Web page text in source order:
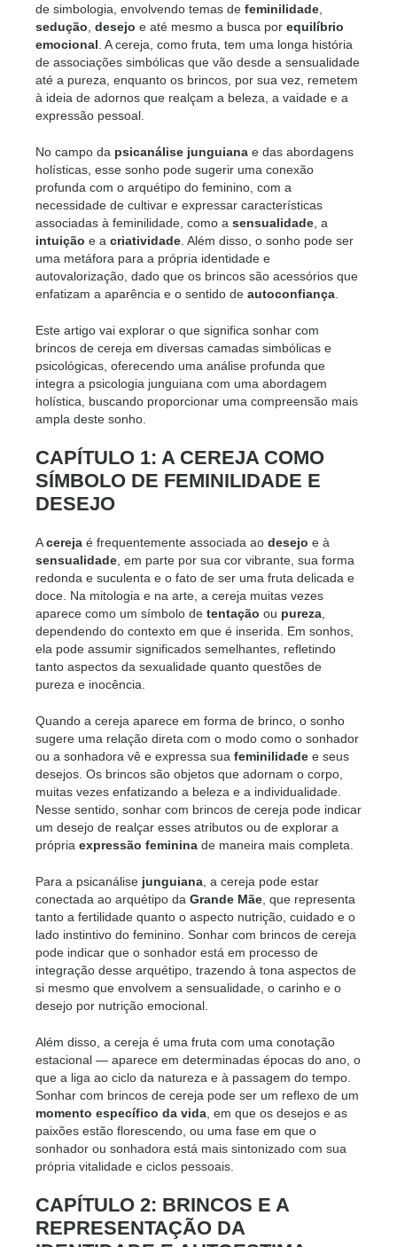
de simbologia, envolvendo temas de feminilidade,
sedução, desejo e até mesmo a busca por equilíbrio
emocional. A cereja, como fruta, tem uma longa história
de associações simbólicas que vão desde a sensualidade
até a pureza, enquanto os brincos, por sua vez, remetem
à ideia de adornos que realçam a beleza, a vaidade e a
expressão pessoal.
No campo da psicanálise junguiana e das abordagens
holísticas, esse sonho pode sugerir uma conexão
profunda com o arquétipo do feminino, com a
necessidade de cultivar e expressar características
associadas à feminilidade, como a sensualidade, a
intuição e a criatividade. Além disso, o sonho pode ser
uma metáfora para a própria identidade e
autovalorização, dado que os brincos são acessórios que
enfatizam a aparência e o sentido de autoconfiança.
Este artigo vai explorar o que significa sonhar com
brincos de cereja em diversas camadas simbólicas e
psicológicas, oferecendo uma análise profunda que
integra a psicologia junguiana com uma abordagem
holística, buscando proporcionar uma compreensão mais
ampla deste sonho.
CAPÍTULO 1: A CEREJA COMO
SÍMBOLO DE FEMINILIDADE E
DESEJO
Acereja é frequentemente associada ao desejo e à
sensualidade, em parte por sua cor vibrante, sua forma
redonda e suculenta e o fato de ser uma fruta delicada e
doce. Na mitologia e na arte, a cereja muitas vezes
aparece como um símbolo de tentação ou pureza,
dependendo do contexto em que é inserida. Em sonhos,
ela pode assumir significados semelhantes, refletindo
tanto aspectos da sexualidade quanto questões de
pureza e inocência.
Quando a cereja aparece em forma de brinco, o sonho
sugere uma relação direta com o modo como o sonhador
ou a sonhadora vê e expressa sua feminilidade e seus
desejos. Os brincos são objetos que adornam o corpo,
muitas vezes enfatizando a beleza e a individualidade.
Nesse sentido, sonhar com brincos de cereja pode indicar
um desejo de realçar esses atributos ou de explorar a
própria expressão feminina de maneira mais completa.
Para a psicanálise junguiana, a cereja pode estar
conectada ao arquétipo da Grande Mãe, que representa
tanto a fertilidade quanto o aspecto nutrição, cuidado e o
lado instintivo do feminino. Sonhar com brincos de cereja
pode indicar que o sonhador está em processo de
integração desse arquétipo, trazendo à tona aspectos de
si mesmo que envolvem a sensualidade, o carinho e o
desejo por nutrição emocional.
Além disso, a cereja é uma fruta com uma conotação
estacional — aparece em determinadas épocas do ano, o
que a liga ao ciclo da natureza e à passagem do tempo.
Sonhar com brincos de cereja pode ser um reflexo de um
momento específico da vida, em que os desejos e as
paixões estão florescendo, ou uma fase em que o
sonhador ou sonhadora está mais sintonizado com sua
própria vitalidade e ciclos pessoais.
CAPÍTULO 2: BRINCOS E A
REPRESENTAÇÃO DA